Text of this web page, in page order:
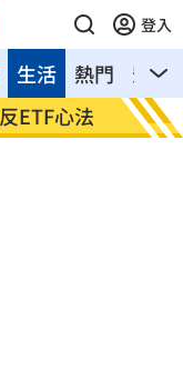
登入
熱門 影音
生活
控校方霸
一軍
情